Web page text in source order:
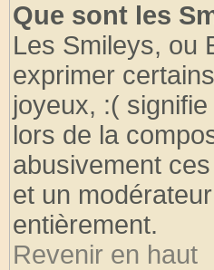
Que sont les
Les Smileys, ou
exprimer
joyeux, :(
lors de la
abusivement
et un
entièrement.
Revenir en haut